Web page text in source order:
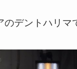
デントハリマ